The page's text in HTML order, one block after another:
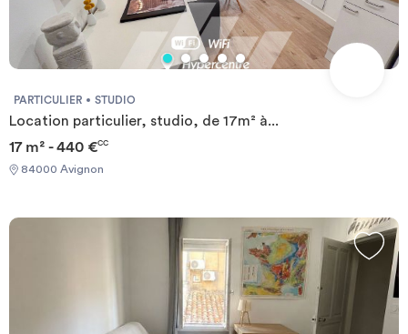
PARTICULIER STUDIO
Location particulier, studio, de 17m² à...
17 m² - 440 €CC
84000 Avignon